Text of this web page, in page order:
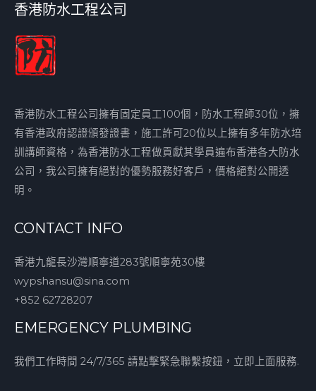
香港防水工程公司
香港防水工程公司擁有固定員工100個，防水工程師30位，擁
有香港政府認證頒發證書，施工許可20位以上擁有多年防水培
訓講師資格，為香港防水工程做貢獻其學員遍布香港各大防水
公司，我公司擁有絕對的優勢服務好客戶，價格絕對公開透
明。
CONTACT INFO
香港九龍長沙灣順寧道283號順寧苑30樓
wypshansu@sina.com
+852 62728207
EMERGENCY PLUMBING
我們工作時間 24/7/365 請點擊緊急聯繫按鈕，立即上面服務.